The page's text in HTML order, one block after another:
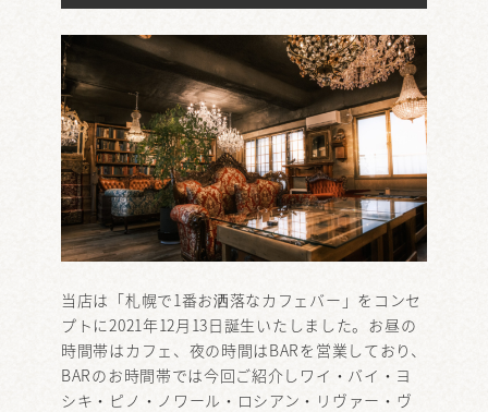
当店は「札幌で1番お洒落なカフェバー」をコンセ
プトに2021年12月13日誕生いたしました。お昼の
時間帯はカフェ、夜の時間はBARを営業しており、
BARのお時間帯では今回ご紹介しワイ・バイ・ヨ
シキ・ピノ・ノワール・ロシアン・リヴァー・ヴ